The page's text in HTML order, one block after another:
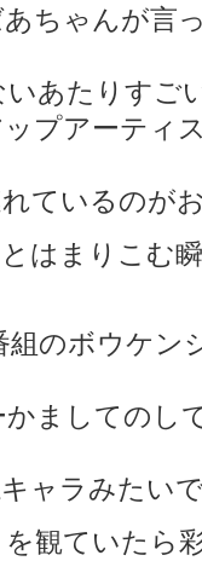
ちゃんが言
あたりすご
プアーティ
ているのが
はまりこむ
のボウケン
ましてのし
ャラみたい
観ていたら